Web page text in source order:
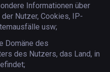
Informationen über
der Nutzer, Cookies, IP-
usw;
Domäne des
des Nutzers, das Land, in